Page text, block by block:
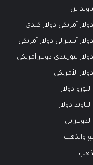
ين
أمريكي دولار كندي
أسترالي دولار أمريكي
نيوزلندي دولار أمريكي
الأمريكي
دولار
دولار
ين
والذهب